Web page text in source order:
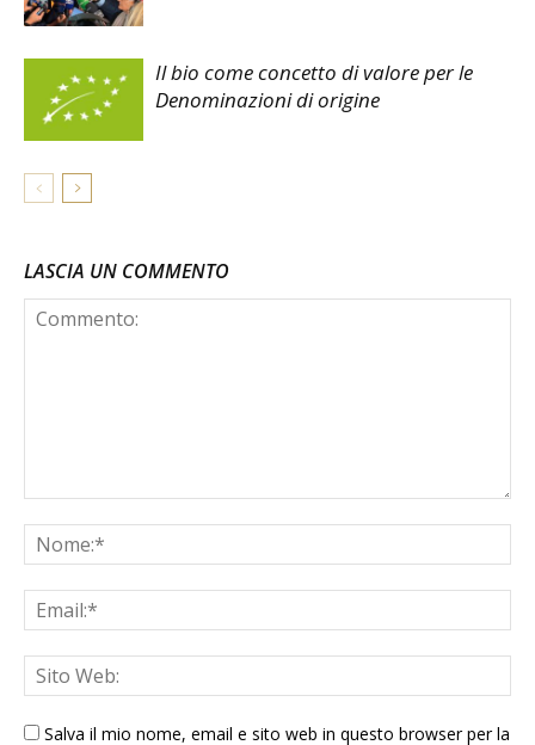
Il bio come concetto di valore per le
Denominazioni di origine
LASCIA UN COMMENTO
Salva il mio nome, email e sito web in questo browser per la